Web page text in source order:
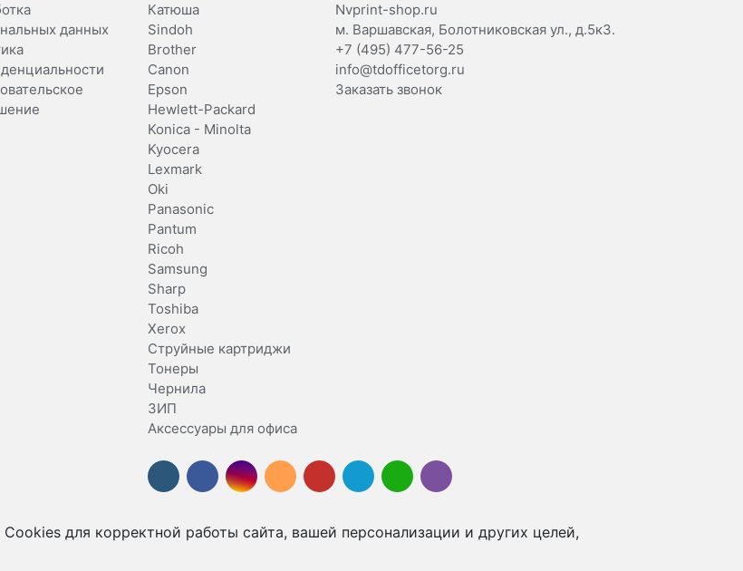
данных
Катюша
Sindoh
Brother
Canon
Epson
Hewlett-Packard
Konica - Minolta
Kyocera
Lexmark
Oki
Panasonic
Pantum
Ricoh
Samsung
Sharp
Toshiba
Xerox
Струйные картриджи
Тонеры
Чернила
ЗИП
Аксессуары для офиса
Nvprint-shop.ru
м. Варшавская, Болотниковская ул., д.5к3.
+7 (495) 477-56-25
info@tdofficetorg.ru
Заказать звонок
для корректной работы сайта, вашей персонализации и других целей,